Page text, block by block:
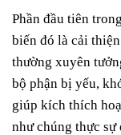
Phần đầu tiên
biến đó là cải
thường xuyên
bộ phận bị yếu,
giúp kích thích
như chúng thực sự